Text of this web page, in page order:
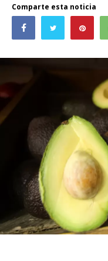
Comparte esta noticia